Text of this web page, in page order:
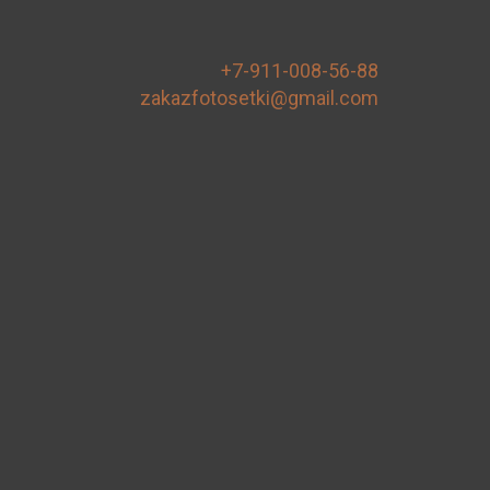
+7-911-008-56-88
zakazfotosetki@gmail.com